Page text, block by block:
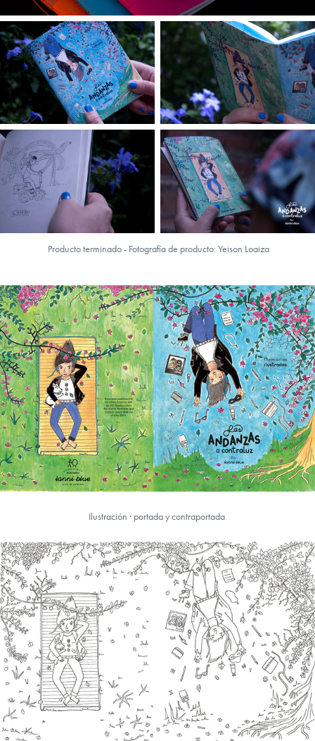
Producto terminado - Fotografía de producto: Yeison Loaiza
Ilustración · portada y contraportada